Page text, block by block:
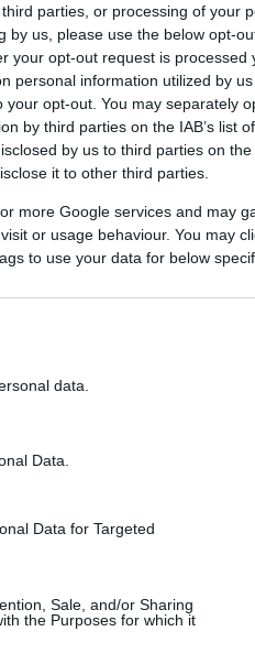
parties, or processing of your
by us, please use the below opt-
your opt-out request is processed
personal information utilized by
opt-out. You may separately
by third parties on the IAB’s list
by us to third parties on the
it to other third parties.
more Google services and may
or usage behaviour. You may
to use your data for below
data.
Data.
Data for Targeted
Sale, and/or Sharing
the Purposes for which it
értük a
Kifogás esetén
tájékoztatóban.
Ha kíváncsi
módszerrel
weboldalak
és a
a Google-
SEO-szakértő
árajánlatát:
SEO szakértő:
megtudhatja
weboldal
linkprofil
hogyan lehet
Google-
Releváns
optimalizációs
találatok
optimalizálás
e-Linkek
Pr cikk